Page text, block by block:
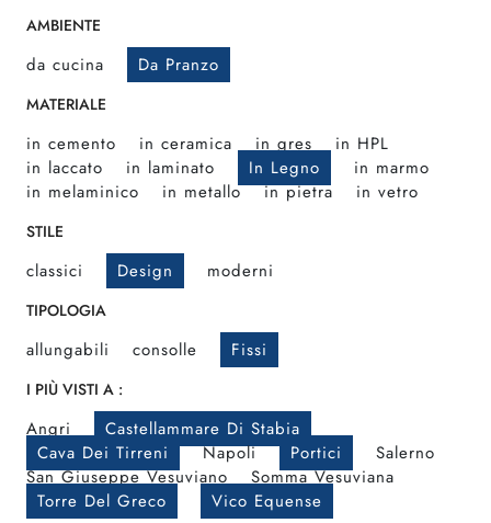
AMBIENTE
da cucina Da Pranzo
MATERIALE
in cemento in ceramica in gres
in HPL
in laccato
in laminato In Legno
in marmo
in melaminico
in metallo in pietra in vetro
STILE
classici Design moderni
TIPOLOGIA
allungabili consolle Fissi
I PIÙ VISTI A :
Angri
Castellammare Di Stabia
Cava Dei Tirreni
Napoli Portici
Salerno
San Giuseppe Vesuviano
Somma Vesuviana
Torre Del Greco
Vico Equense